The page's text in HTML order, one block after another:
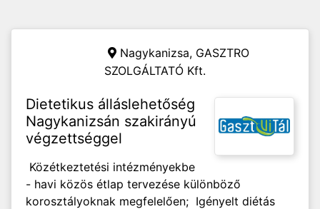
Nagykanizsa, GASZTRO
SZOLGÁLTATÓ Kft.
Dietetikus álláslehetőség
Nagykanizsán szakirányú
végzettséggel
Közétkeztetési intézményekbe
- havi közös étlap tervezése különböző
korosztályoknak megfelelően; Igényelt diétás